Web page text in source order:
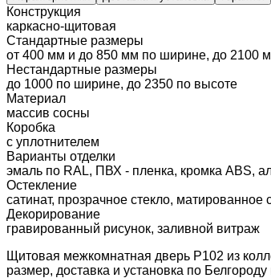
Конструкция
каркасно-щитовая
Стандартные размеры
от 400 мм и до 850 мм по ширине, до 2100
Нестандартные размеры
до 1000 по ширине, до 2350 по высоте
Материал
массив сосны
Коробка
с уплотнителем
Варианты отделки
эмаль по RAL, ПВХ - пленка, кромка ABS,
Остекление
сатинат, прозрачное стекло, матированное
Декорирование
гравированный рисунок, заливной витраж
Щитовая межкомнатная дверь P102 из
размер, доставка и установка по Белгороду